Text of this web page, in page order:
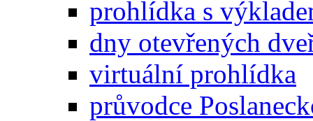
prohlídka s
dny otevřených
virtuální prohlídka
průvodce